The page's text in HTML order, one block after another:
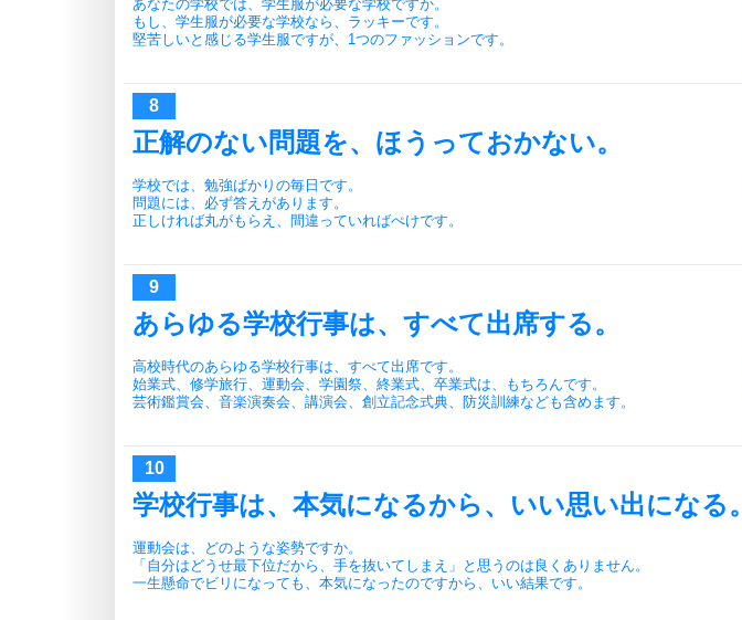
あなたの学校では、学生服が必要な学校ですか。
もし、学生服が必要な学校なら、ラッキーです。
堅苦しいと感じる学生服ですが、1つのファッションです。
正解のない問題を、ほうっておかない。
学校では、勉強ばかりの毎日です。
問題には、必ず答えがあります。
正しければ丸がもらえ、間違っていればぺけです。
あらゆる学校行事は、すべて出席する。
高校時代のあらゆる学校行事は、すべて出席です。
始業式、修学旅行、運動会、学園祭、終業式、卒業式は、もちろんです。
芸術鑑賞会、音楽演奏会、講演会、創立記念式典、防災訓練なども含めます。
学校行事は、本気になるから、いい思い出になる。
運動会は、どのような姿勢ですか。
「自分はどうせ最下位だから、手を抜いてしまえ」と思うのは良くありません。
一生懸命でビリになっても、本気になったのですから、いい結果です。